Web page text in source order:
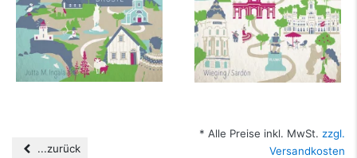
...zurück
* Alle Preise inkl. MwSt. zzgl.
Versandkosten